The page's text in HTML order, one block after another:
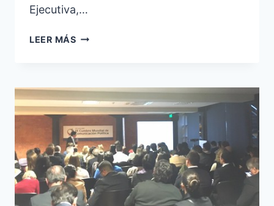
Ejecutiva,…
LEER MÁSSEMINARIO
CEREMONIAL
Y
PROTOCOLO